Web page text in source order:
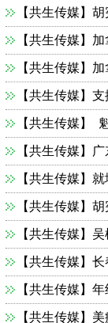
【共生传媒】
【共生传媒】
【共生传媒】
【共生传媒】